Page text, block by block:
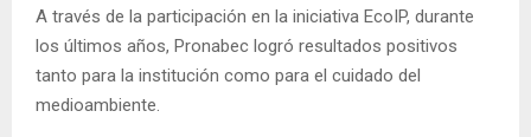
A través de la participación en la iniciativa EcoIP, durante
los últimos años, Pronabec logró resultados positivos
tanto para la institución como para el cuidado del
medioambiente.